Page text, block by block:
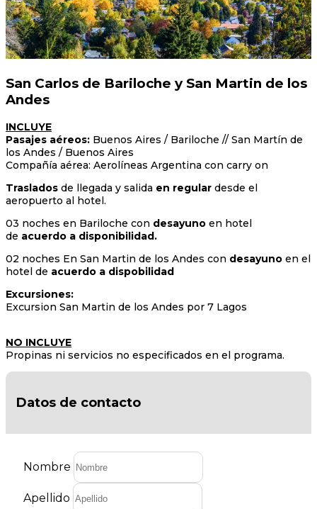
San Carlos de Bariloche y San Martin de los
Andes
INCLUYE
Pasajes aéreos: Buenos Aires / Bariloche // San Martín de
los Andes / Buenos Aires
Compañía aérea: Aerolíneas Argentina con carry on
Traslados de llegada y salida en regular desde el
aeropuerto al hotel.
03 noches en Bariloche con desayuno en hotel
de acuerdo a disponibilidad.
02 noches En San Martin de los Andes con desayuno en el
hotel de acuerdo a dispobilidad
Excursiones:
Excursion San Martin de los Andes por 7 Lagos
NO INCLUYE
Propinas ni servicios no especificados en el programa.
Datos de contacto
Nombre
Apellido